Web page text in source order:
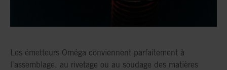
Les émetteurs Oméga conviennent parfaitement à
l'assemblage, au rivetage ou au soudage des matières